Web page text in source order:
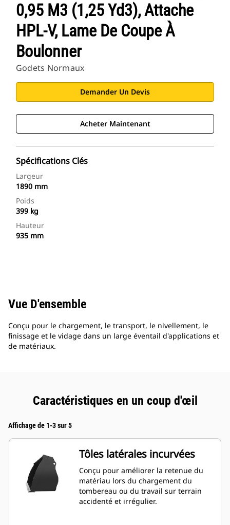
0,95 M3 (1,25 Yd3), Attache
HPL-V, Lame De Coupe À
Boulonner
Godets Normaux
Demander Un Devis
Acheter Maintenant
Spécifications Clés
Largeur
1890 mm
Poids
399 kg
Hauteur
935 mm
Vue D'ensemble
Conçu pour le chargement, le transport, le nivellement, le
finissage et le vidage dans un large éventail d'applications et
de matériaux.
Caractéristiques en un coup d'œil
Affichage de 1-3 sur 5
Tôles latérales incurvées
Conçu pour améliorer la retenue du
matériau lors du chargement du
tombereau ou du travail sur terrain
accidenté et irrégulier.